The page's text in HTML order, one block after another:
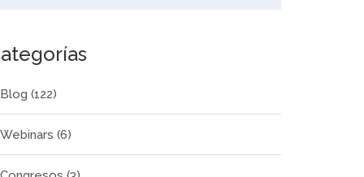
Blog(122)
Webinars(6)